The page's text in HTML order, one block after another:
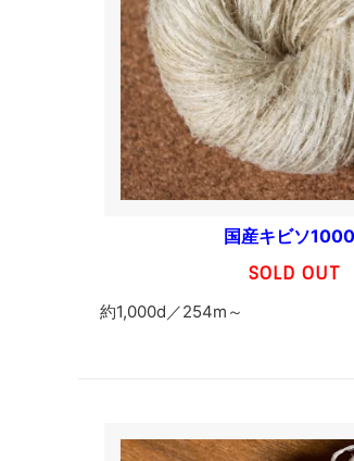
国産キビソ
SOLD OUT
約1,000d／254m～